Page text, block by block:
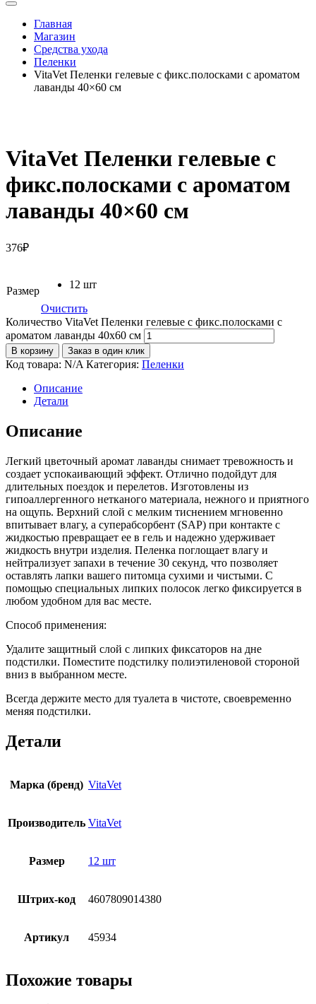
Главная
Магазин
Средства ухода
Пеленки
VitaVet Пеленки гелевые с фикс.полосками с ароматом
лаванды 40×60 см
VitaVet Пеленки гелевые с
фикс.полосками с ароматом
лаванды 40×60 см
376₽
Размер
12 шт
Очистить
Количество VitaVet Пеленки гелевые с фикс.полосками с
ароматом лаванды 40x60 см
В корзину Заказ в один клик
Код товара: N/A Категория: Пеленки
Описание
Детали
Описание
Легкий цветочный аромат лаванды снимает тревожность и
создает успокаивающий эффект. Отлично подойдут для
длительных поездок и перелетов. Изготовлены из
гипоаллергенного нетканого материала, нежного и приятного
на ощупь. Верхний слой с мелким тиснением мгновенно
впитывает влагу, а суперабсорбент (SAP) при контакте с
жидкостью превращает ее в гель и надежно удерживает
жидкость внутри изделия. Пеленка поглощает влагу и
нейтрализует запахи в течение 30 секунд, что позволяет
оставлять лапки вашего питомца сухими и чистыми. С
помощью специальных липких полосок легко фиксируется в
любом удобном для вас месте.
Способ применения:
Удалите защитный слой с липких фиксаторов на дне
подстилки. Поместите подстилку полиэтиленовой стороной
вниз в выбранном месте.
Всегда держите место для туалета в чистоте, своевременно
меняя подстилки.
Детали
Марка (бренд) VitaVet
Производитель VitaVet
Размер 12 шт
Штрих-код 4607809014380
Артикул 45934
Похожие товары